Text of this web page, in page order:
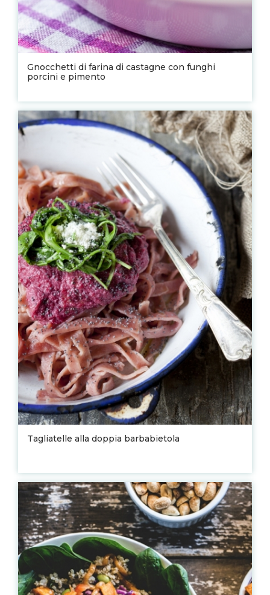
Gnocchetti di farina di castagne con funghi
porcini e pimento
Tagliatelle alla doppia barbabietola